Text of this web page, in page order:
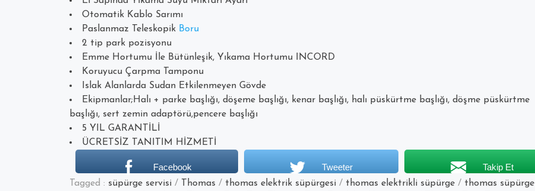
Otomatik Kablo Sarımı
Paslanmaz Teleskopik Boru
2 tip park pozisyonu
Emme Hortumu İle Bütünleşik, Yıkama Hortumu INCORD
Koruyucu Çarpma Tamponu
Islak Alanlarda Sudan Etkilenmeyen Gövde
Ekipmanlar;Halı + parke başlığı, döşeme başlığı, kenar başlığı, halı püskürtme başlığı, döşme püskürtme
başlığı, sert zemin adaptörü,pencere başlığı
5 YIL GARANTİLİ
ÜCRETSİZ TANITIM HİZMETİ
Facebook Tweeter Takip Et
Tagged : süpürge servisi / Thomas / thomas elektrik süpürgesi / thomas elektrikli süpürge / thomas süpürge